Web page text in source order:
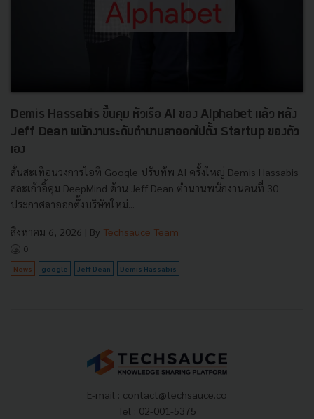
Demis Hassabis ขึ้นคุม หัวเรือ AI ของ Alphabet แล้ว หลัง
Jeff Dean พนักงานระดับตำนานลาออกไปตั้ง Startup ของตัว
เอง
สั่นสะเทือนวงการไอที Google ปรับทัพ AI ครั้งใหญ่ Demis Hassabis
สละเก้าอี้คุม DeepMind ด้าน Jeff Dean ตำนานพนักงานคนที่ 30
ประกาศลาออกตั้งบริษัทใหม่...
สิงหาคม 6, 2026 | By Techsauce Team
0
News google Jeff Dean Demis Hassabis
E-mail : contact@techsauce.co
Tel : 02-001-5375